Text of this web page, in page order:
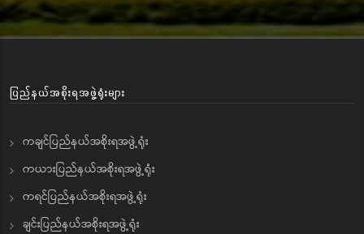
ပြည်နယ်အစိုးရအဖွဲ့ရုံးများ
ကချင်ပြည်နယ်အစိုးရအဖွဲ့ရုံး
ကယားပြည်နယ်အစိုးရအဖွဲ့ရုံး
ကရင်ပြည်နယ်အစိုးရအဖွဲ့ရုံး
ချင်းပြည်နယ်အစိုးရအဖွဲ့ရုံး